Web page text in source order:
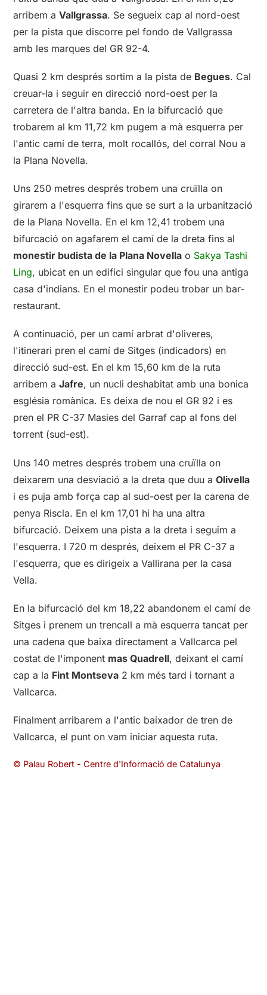
arribem a Vallgrassa. Se segueix cap al nord-oest
per la pista que discorre pel fondo de Vallgrassa
amb les marques del GR 92-4.
Quasi 2 km després sortim a la pista de Begues. Cal
creuar-la i seguir en direcció nord-oest per la
carretera de l'altra banda. En la bifurcació que
trobarem al km 11,72 km pugem a mà esquerra per
l'antic camí de terra, molt rocallós, del corral Nou a
la Plana Novella.
Uns 250 metres després trobem una cruïlla on
girarem a l'esquerra fins que se surt a la urbanització
de la Plana Novella. En el km 12,41 trobem una
bifurcació on agafarem el camí de la dreta fins al
monestir budista de la Plana Novella o Sakya Tashi
Ling, ubicat en un edifici singular que fou una antiga
casa d'indians. En el monestir podeu trobar un bar-
restaurant.
A continuació, per un camí arbrat d'oliveres,
l'itinerari pren el camí de Sitges (indicadors) en
direcció sud-est. En el km 15,60 km de la ruta
arribem a Jafre, un nucli deshabitat amb una bonica
església romànica. Es deixa de nou el GR 92 i es
pren el PR C-37 Masies del Garraf cap al fons del
torrent (sud-est).
Uns 140 metres després trobem una cruïlla on
deixarem una desviació a la dreta que duu a Olivella
i es puja amb força cap al sud-oest per la carena de
penya Riscla. En el km 17,01 hi ha una altra
bifurcació. Deixem una pista a la dreta i seguim a
l'esquerra. I 720 m després, deixem el PR C-37 a
l'esquerra, que es dirigeix a Vallirana per la casa
Vella.
En la bifurcació del km 18,22 abandonem el camí de
Sitges i prenem un trencall a mà esquerra tancat per
una cadena que baixa directament a Vallcarca pel
costat de l'imponent mas Quadrell, deixant el camí
cap a la Fint Montseva 2 km més tard i tornant a
Vallcarca.
Finalment arribarem a l'antic baixador de tren de
Vallcarca, el punt on vam iniciar aquesta ruta.
© Palau Robert - Centre d'Informació de Catalunya